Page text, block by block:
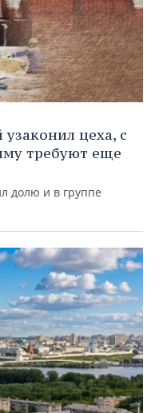
цеха, с
требуют еще
долю и в группе